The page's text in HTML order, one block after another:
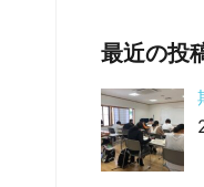
最近の投